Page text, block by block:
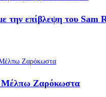
την επίβλεψη του Sam
Μέλπω Ζαρόκωστα